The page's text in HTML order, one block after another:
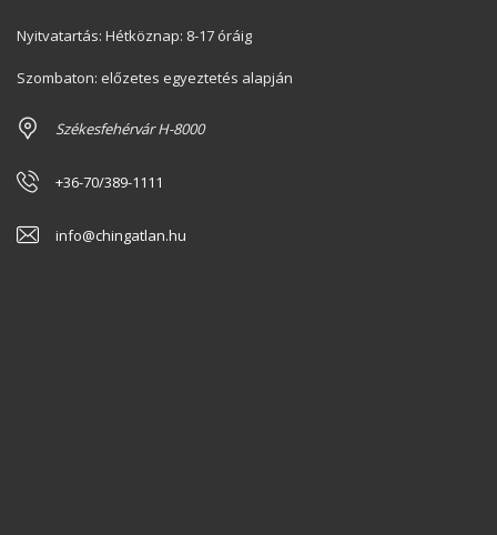
Nyitvatartás: Hétköznap: 8-17 óráig
Szombaton: előzetes egyeztetés alapján
Székesfehérvár H-8000
+36-70/389-1111
info@chingatlan.hu